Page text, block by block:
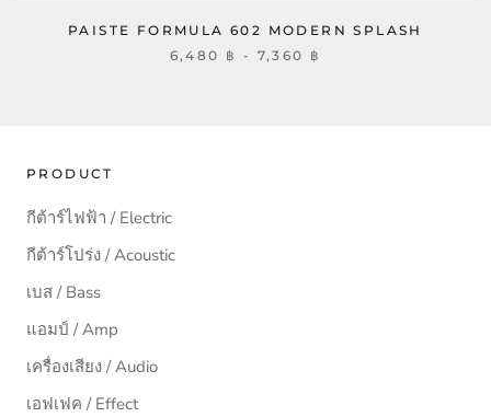
PAISTE FORMULA 602 MODERN SPLASH
6,480 ฿ - 7,360 ฿
PRODUCT
กีต้าร์ไฟฟ้า / Electric
กีต้าร์โปร่ง / Acoustic
เบส / Bass
แอมป์ / Amp
เครื่องเสียง / Audio
เอฟเฟค / Effect